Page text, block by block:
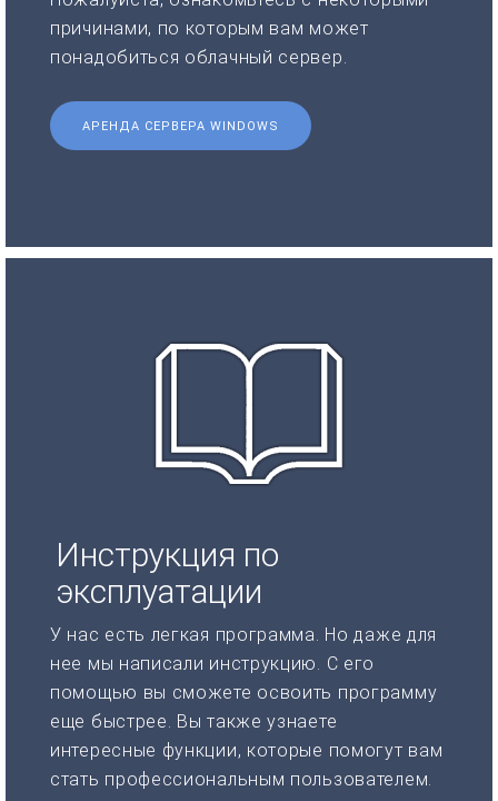
причинами, по которым вам может
понадобиться облачный сервер.
АРЕНДА СЕРВЕРА WINDOWS
Инструкция по
эксплуатации
У нас есть легкая программа. Но даже для
нее мы написали инструкцию. С его
помощью вы сможете освоить программу
еще быстрее. Вы также узнаете
интересные функции, которые помогут вам
стать профессиональным пользователем.